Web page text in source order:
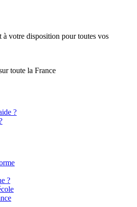
à votre disposition pour toutes vos
toute la France
?
?